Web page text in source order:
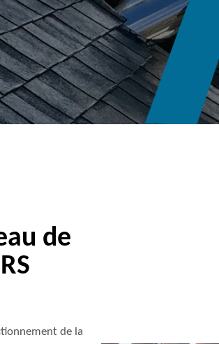
de
de la